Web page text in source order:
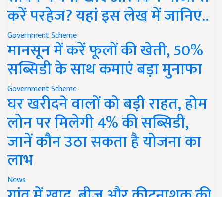
करें परहेज? यहां इस लेख में जानिए..
Government Scheme
मानसून में करें फूलों की खेती, 50%
सब्सिडी के साथ कमाएं बड़ा मुनाफा
Government Scheme
घर खरीदने वालों को बड़ी राहत, होम
लोन पर मिलेगी 4% की सब्सिडी,
जानें कौन उठा सकता है योजना का
लाभ
News